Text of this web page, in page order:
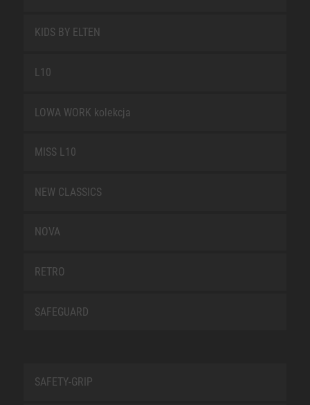
KIDS BY ELTEN
L10
LOWA WORK kolekcja
MISS L10
NEW CLASSICS
NOVA
RETRO
SAFEGUARD
SAFETY-GRIP